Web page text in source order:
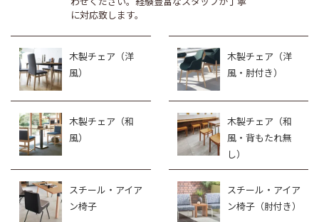
に対応致します。
木製チェア（洋
風）
木製チェア（洋
風・肘付き）
木製チェア（和
風）
木製チェア（和
風・背もたれ無
し）
スチール・アイア
ン椅子
スチール・アイア
ン椅子（肘付き）